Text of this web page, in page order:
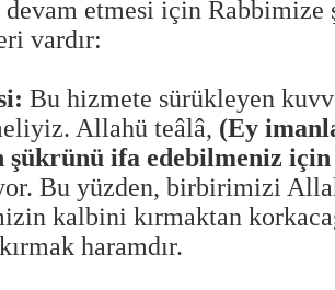
etmesi için Rabbimize
vardır:
Bu hizmete sürükleyen
Allahü teâlâ, (Ey
şükrünü ifa edebilmeniz
Bu yüzden, birbirimizi
kalbini kırmaktan
haramdır.